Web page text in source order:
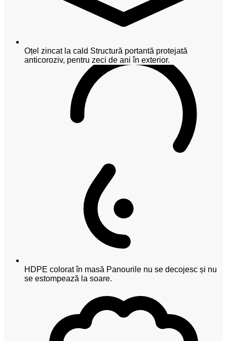
Oțel zincat la cald Structură portantă protejată
anticoroziv, pentru zeci de ani în exterior.
HDPE colorat în masă Panourile nu se decojesc și nu
se estompează la soare.